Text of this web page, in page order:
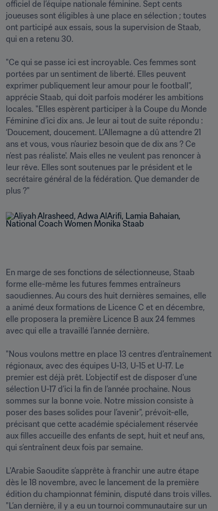
officiel de l’équipe nationale féminine. Sept cents
joueuses sont éligibles à une place en sélection ; toutes
ont participé aux essais, sous la supervision de Staab,
qui en a retenu 30.
"Ce qui se passe ici est incroyable. Ces femmes sont
portées par un sentiment de liberté. Elles peuvent
exprimer publiquement leur amour pour le football",
apprécie Staab, qui doit parfois modérer les ambitions
locales. "Elles espèrent participer à la Coupe du Monde
Féminine d’ici dix ans. Je leur ai tout de suite répondu :
‘Doucement, doucement. L’Allemagne a dû attendre 21
ans et vous, vous n’auriez besoin que de dix ans ? Ce
n’est pas réaliste'. Mais elles ne veulent pas renoncer à
leur rêve. Elles sont soutenues par le président et le
secrétaire général de la fédération. Que demander de
plus ?"
En marge de ses fonctions de sélectionneuse, Staab
forme elle-même les futures femmes entraîneurs
saoudiennes. Au cours des huit dernières semaines, elle
a animé deux formations de Licence C et en décembre,
elle proposera la première Licence B aux 24 femmes
avec qui elle a travaillé l’année dernière.
"Nous voulons mettre en place 13 centres d’entraînement
régionaux, avec des équipes U-13, U-15 et U-17. Le
premier est déjà prêt. L’objectif est de disposer d'une
sélection U-17 d’ici la fin de l’année prochaine. Nous
sommes sur la bonne voie. Notre mission consiste à
poser des bases solides pour l’avenir", prévoit-elle,
précisant que cette académie spécialement réservée
aux filles accueille des enfants de sept, huit et neuf ans,
qui s’entraînent deux fois par semaine.
L'Arabie Saoudite s’apprête à franchir une autre étape
dès le 18 novembre, avec le lancement de la première
édition du championnat féminin, disputé dans trois villes.
"L’an dernière, il y a eu un tournoi communautaire sur un